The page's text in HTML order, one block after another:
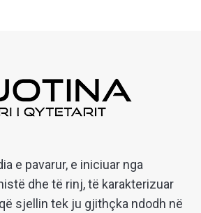
e pavarur, e iniciuar nga
dhe të rinj, të karakterizuar
sjellin tek ju gjithçka ndodh në